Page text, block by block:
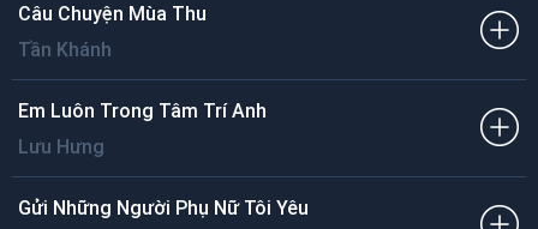
Câu Chuyện Mùa Thu
Tần Khánh
Em Luôn Trong Tâm Trí Anh
Lưu Hưng
Gửi Những Người Phụ Nữ Tôi Yêu